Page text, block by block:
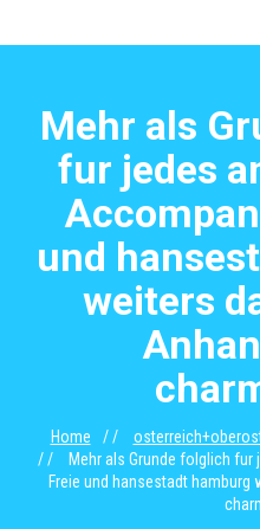
Mehr als
fur jedes
und
weiters
Home
Mehr als Grunde folglich
Freie und hansestadt